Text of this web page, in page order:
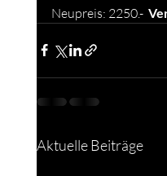
Neupreis: 2250.-
Aktuelle Beiträge